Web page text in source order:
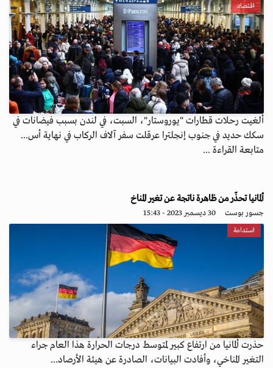
اقتصاد
ألغيت رحلات قطارات "يوروستار"، السبت، في لندن بسبب فيضانات في
سكك حديد في جنوب إنجلترا عرقلت سفر آلاف الركاب في نهاية أس...
متابعة القراءة ...
ألمانيا تحذّر من ظاهرة ناتجة عن تغير المناخ
جسور بوست 30 ديسمبر 2023 - 15:43
استدامة
حذرت ألمانيا من ارتفاع كبير لمتوسط درجات الحرارة هذا العام جراء
التغير المناخي، وأفادت البيانات، الصادرة عن هيئة الأرصاد...